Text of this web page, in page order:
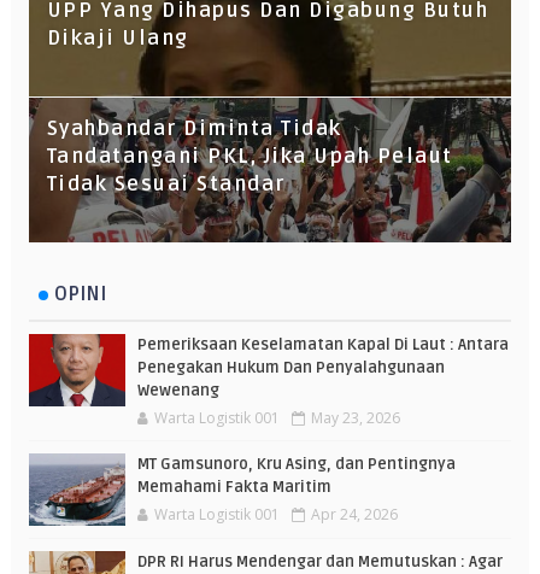
UPP Yang Dihapus Dan Digabung Butuh
Dikaji Ulang
Syahbandar Diminta Tidak
Tandatangani PKL, Jika Upah Pelaut
Tidak Sesuai Standar
OPINI
Pemeriksaan Keselamatan Kapal Di Laut : Antara
Penegakan Hukum Dan Penyalahgunaan
Wewenang
Warta Logistik 001 May 23, 2026
MT Gamsunoro, Kru Asing, dan Pentingnya
Memahami Fakta Maritim
Warta Logistik 001 Apr 24, 2026
DPR RI Harus Mendengar dan Memutuskan : Agar